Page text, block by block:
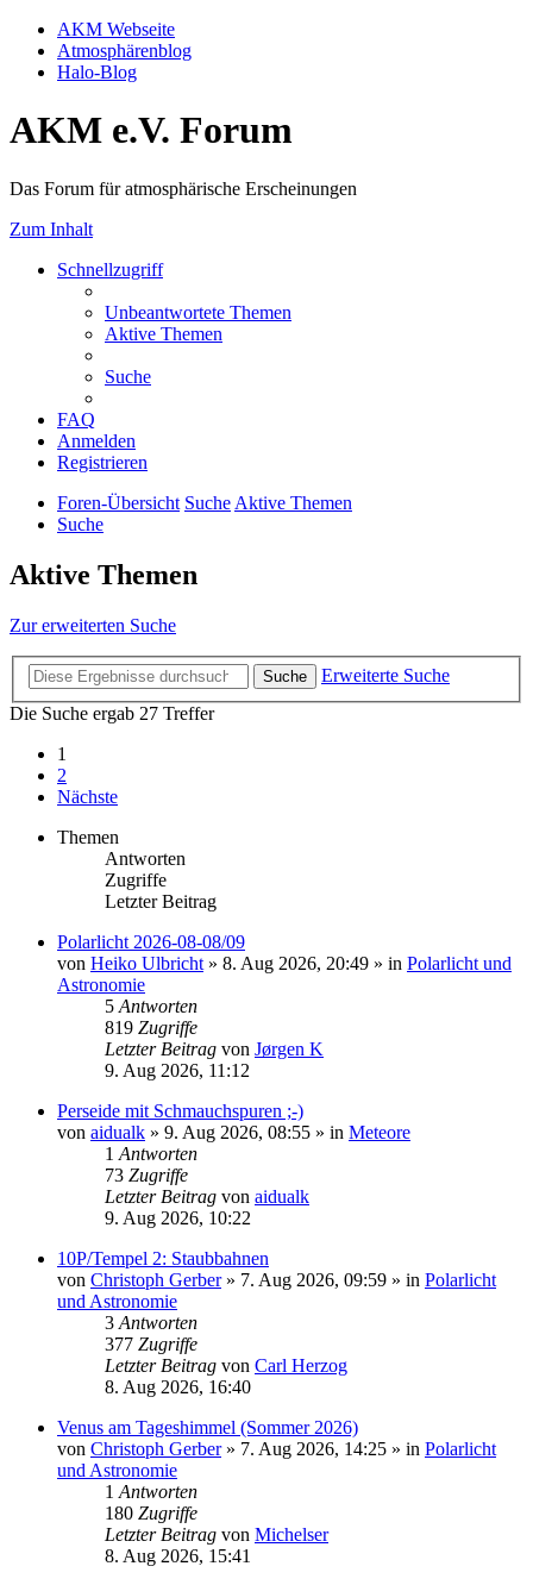
AKM Webseite
Atmosphärenblog
Halo-Blog
AKM e.V. Forum
Das Forum für atmosphärische Erscheinungen
Zum Inhalt
Schnellzugriff
Unbeantwortete Themen
Aktive Themen
Suche
FAQ
Anmelden
Registrieren
Foren-Übersicht Suche Aktive Themen
Suche
Aktive Themen
Zur erweiterten Suche
Suche
Erweiterte Suche
Die Suche ergab 27 Treffer
1
2
Nächste
Themen
Antworten
Zugriffe
Letzter Beitrag
Polarlicht 2026-08-08/09
von Heiko Ulbricht » 8. Aug 2026, 20:49 » in Polarlicht und
Astronomie
5 Antworten
819 Zugriffe
Letzter Beitrag von Jørgen K
9. Aug 2026, 11:12
Perseide mit Schmauchspuren ;-)
von aidualk » 9. Aug 2026, 08:55 » in Meteore
1 Antworten
73 Zugriffe
Letzter Beitrag von aidualk
9. Aug 2026, 10:22
10P/Tempel 2: Staubbahnen
von Christoph Gerber» 7. Aug 2026, 09:59 » in Polarlicht
und Astronomie
3 Antworten
377 Zugriffe
Letzter Beitrag von Carl Herzog
8. Aug 2026, 16:40
Venus am Tageshimmel (Sommer 2026)
von Christoph Gerber» 7. Aug 2026, 14:25 » in Polarlicht
und Astronomie
1 Antworten
180 Zugriffe
Letzter Beitrag von Michelser
8. Aug 2026, 15:41